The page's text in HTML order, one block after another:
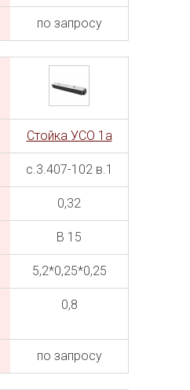
по запросу
Стойка УСО 1а
с.3.407-102 в.1
0,32
В 15
5,2*0,25*0,25
0,8
по запросу